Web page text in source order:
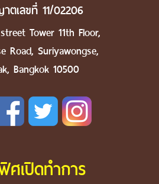
ตเลขที่ 11/02206
Tower 11th Floor,
Road, Suriyawongse,
Bangkok 10500
เปิดทำการ